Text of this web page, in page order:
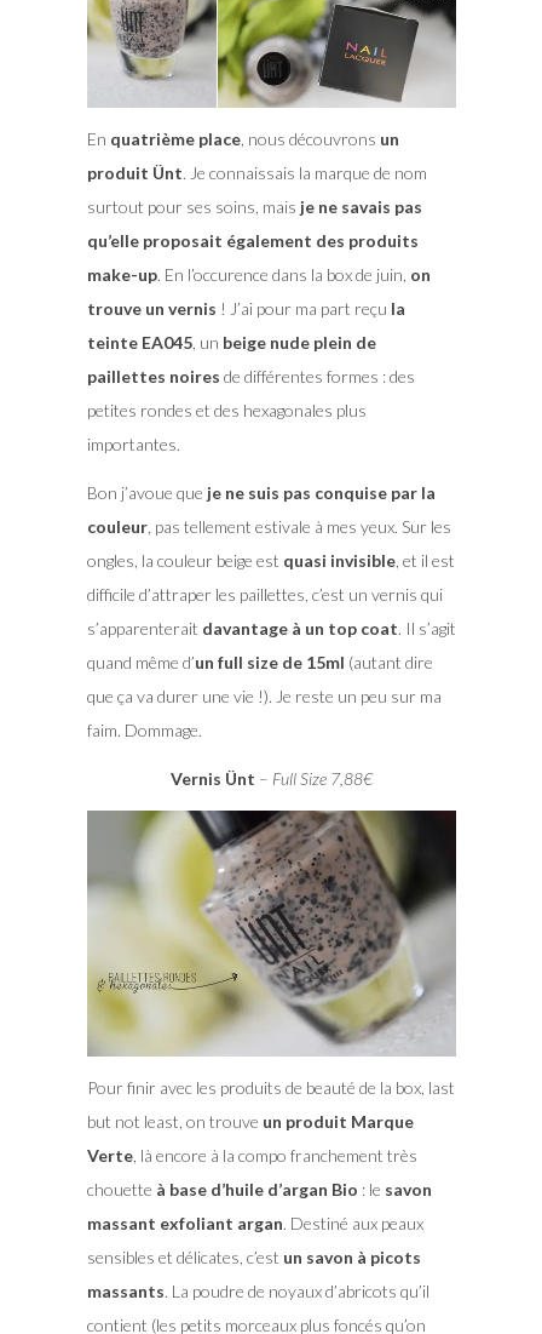
En quatrième place, nous découvrons un
produit Ünt. Je connaissais la marque de nom
surtout pour ses soins, mais je ne savais pas
qu’elle proposait également des produits
make-up. En l’occurence dans la box de juin, on
trouve un vernis ! J’ai pour ma part reçu la
teinte EA045, un beige nude plein de
paillettes noires de différentes formes : des
petites rondes et des hexagonales plus
importantes.
Bon j’avoue que je ne suis pas conquise par la
couleur, pas tellement estivale à mes yeux. Sur les
ongles, la couleur beige est quasi invisible, et il est
difficile d’attraper les paillettes, c’est un vernis qui
s’apparenterait davantage à un top coat. Il s’agit
quand même d’un full size de 15ml (autant dire
que ça va durer une vie !). Je reste un peu sur ma
faim. Dommage.
Vernis Ünt – Full Size 7,88€
Pour finir avec les produits de beauté de la box, last
but not least, on trouve un produit Marque
Verte, là encore à la compo franchement très
chouette à base d’huile d’argan Bio : le savon
massant exfoliant argan. Destiné aux peaux
sensibles et délicates, c’est un savon à picots
massants. La poudre de noyaux d’abricots qu’il
contient (les petits morceaux plus foncés qu’on